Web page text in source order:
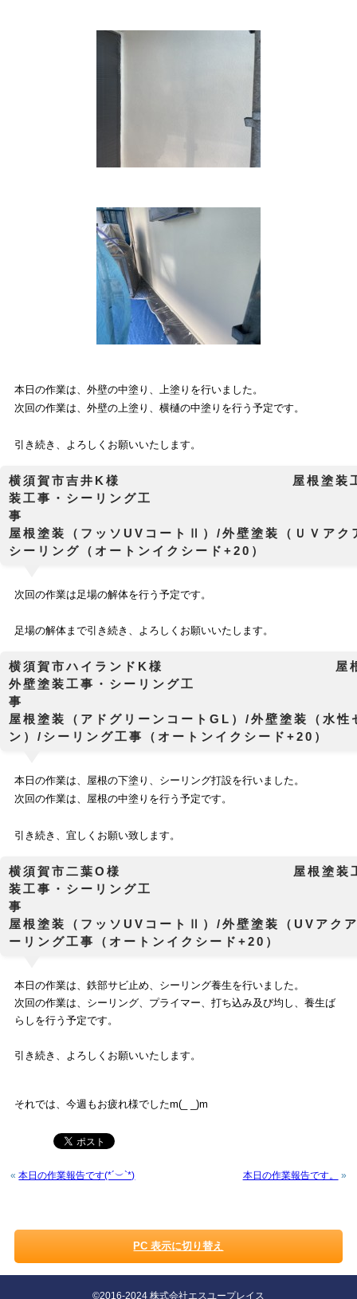
本日の作業は、 外壁の中塗り、上塗り を行いました。
次回の作業は、外壁の上塗り、横樋の中塗りを行う予定です。
引き続き、よろしくお願いいたします。
横須賀市吉井K様 屋根塗装工事
装工事・シーリング工
屋根塗装（フッソUVコートⅡ）/外壁塗装（ＵＶアク
シーリング（オートンイクシード+20）
次回の作業は足場の解体を行う予定です。
足場の解体まで引き続き、よろしくお願いいたします。
横須賀市ハイランドK様 屋根塗
外壁塗装工事・シーリング工
屋根塗装（アドグリーンコートGL）/外壁塗装（水性
ン）/シーリング工事（オートンイクシード+20）
本日の作業は、屋根の下塗り、シーリング打設を行いました。
次回の作業は、屋根の中塗りを行う予定です。
引き続き、宜しくお願い致します。
横須賀市二葉O様 屋根塗装工事
装工事・シーリング工
屋根塗装（フッソUVコートⅡ）/外壁塗装（UVアク
ーリング工事（オートンイクシード+20）
本日の作業は、鉄部サビ止め、シーリング養生を行いました。
次回の作業は、シーリング、プライマー、打ち込み及び均し、養生ば
らしを行う予定です。
引き続き、よろしくお願いいたします。
それでは、今週もお疲れ様でしたm(_ _)m
«本日の作業報告です(*´︶`*) 本日の作業報告です。 »
PC 表示に切り替え
©2016-2024 株式会社エスユープレイス